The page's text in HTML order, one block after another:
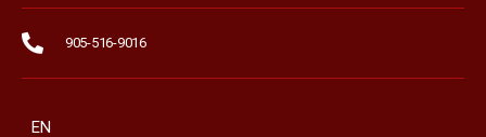
905-516-9016
EN